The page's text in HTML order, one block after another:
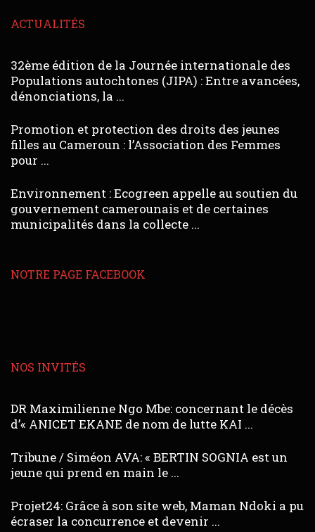
ACTUALITÉS
32ème édition de la Journée internationale des
Populations autochtones (JIPA) : Entre avancées,
dénonciations, la ...
Promotion et protection des droits des jeunes
filles au Cameroun : l’Association des Femmes
pour ...
Environnement : Ecogreen appelle au soutien du
gouvernement camerounais et de certaines
municipalités dans la collecte ...
NOTRE PAGE FACEBOOK
NOS INVITÉS
DR Maximilienne Ngo Mbe: concernant le décès
d’« ANICET EKANE de nom de lutte KAI ...
Tribune / Siméon AVA: « BERTIN SOGNIA est un
jeune qui prend en main le ...
Projet24: Grâce à son site web, Maman Ndoki a pu
écraser la concurrence et devenir ...